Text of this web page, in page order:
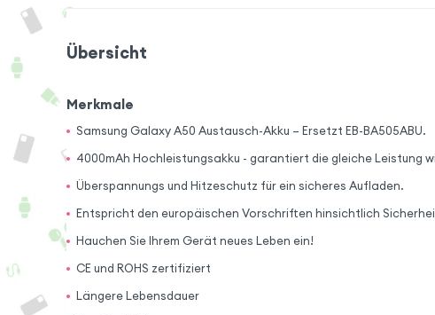
Übersicht
Merkmale
Samsung Galaxy A50 Austausch-Akku – Ersetzt EB-BA505ABU.
4000mAh Hochleistungsakku - garantiert die gleiche Leistung
Überspannungs und Hitzeschutz für ein sicheres Aufladen.
Entspricht den europäischen Vorschriften hinsichtlich
Hauchen Sie Ihrem Gerät neues Leben ein!
CE und ROHS zertifiziert
Längere Lebensdauer